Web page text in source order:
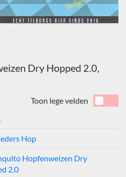
Dry Hopped 2.0,
Toon lege velden
Hop
Hopfenweizen Dry
2.0